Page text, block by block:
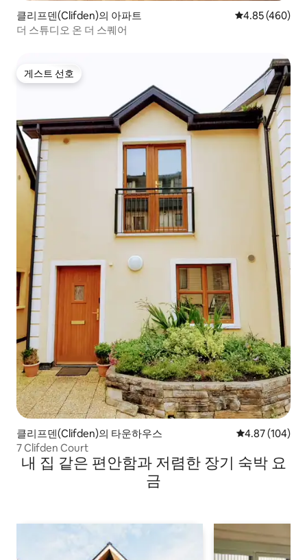
클리프덴(Clifden)의 아파트 평점 4.85점(5
4.85 (460)
더 스튜디오 온 더 스퀘어
게스트 선호
게스트 선호
클리프덴(Clifden)의 타운하우스 평점 4.87점(5
4.87 (104)
7 Clifden Court
내 집 같은 편안함과 저렴한 장기 숙박 요
금